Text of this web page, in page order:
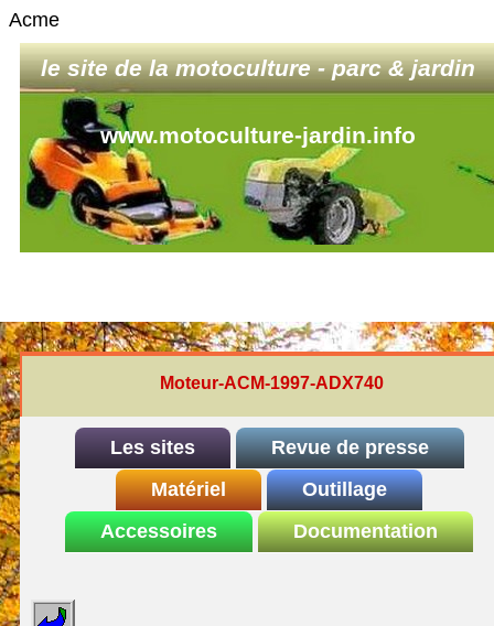
Acme
le site de la motoculture - parc & jardin
www.motoculture-jardin.info
Moteur-ACM-1997-ADX740
Les sites
INDEX
Le site de la
motoculture
Revue de presse
REDEXIM-et-Eliet
ELIET
Matériel
autoportee
SARP
Outillage
Affuteuse
Accessoires
Documentation